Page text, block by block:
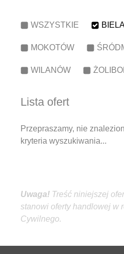
WSZYSTKIE
MOKOTÓW
WILANÓW
Lista ofert
Przepraszamy, nie
kryteria wyszukiwania...
Treść niniejszej
stanowi oferty handlowej w
Cywilnego.